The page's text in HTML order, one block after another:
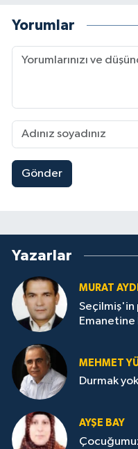
Yorumlar
Gönder
Yazarlar
MURAT
Seçilmiş'in
Emanetine
MEHMET
Durmak yok
AYŞE BAY